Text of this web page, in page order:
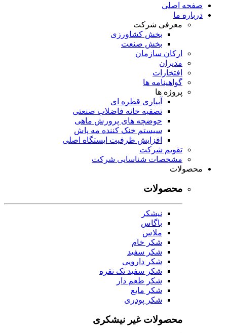
صفحه اصلی
درباره ما
معرفی شرکت
بخش کشاورزی
بخش صنعت
ارکان سازمان
مدیران
افتخارات
گواهینامه ها
پروژه ها
آبیاری قطره ای
تصفیه خانه فاضلاب صنعتی
حوضچه های پرورش ماهی
سیستم خنک کننده مه پاش
افزایش ظرفیت ایستگاه اصلی
تقویم شرکت
مشخصات شناسایی شرکت
محصولات
محصولات
نیشکر
باگاس
ملاس
شکر خام
شکر سفید
شکر دارویی
شکر سفید تک نفره
شکر طعم دار
شکر مایع
شکر پودری
محصولات غیر نیشکری